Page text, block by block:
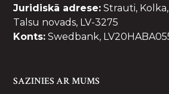
Juridiskā adrese: Strauti,
Talsu novads, LV-3275
Konts: Swedbank,
SAZINIES AR MUMS